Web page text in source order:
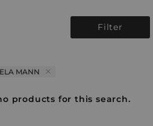
Filter
MANN
products for this search.